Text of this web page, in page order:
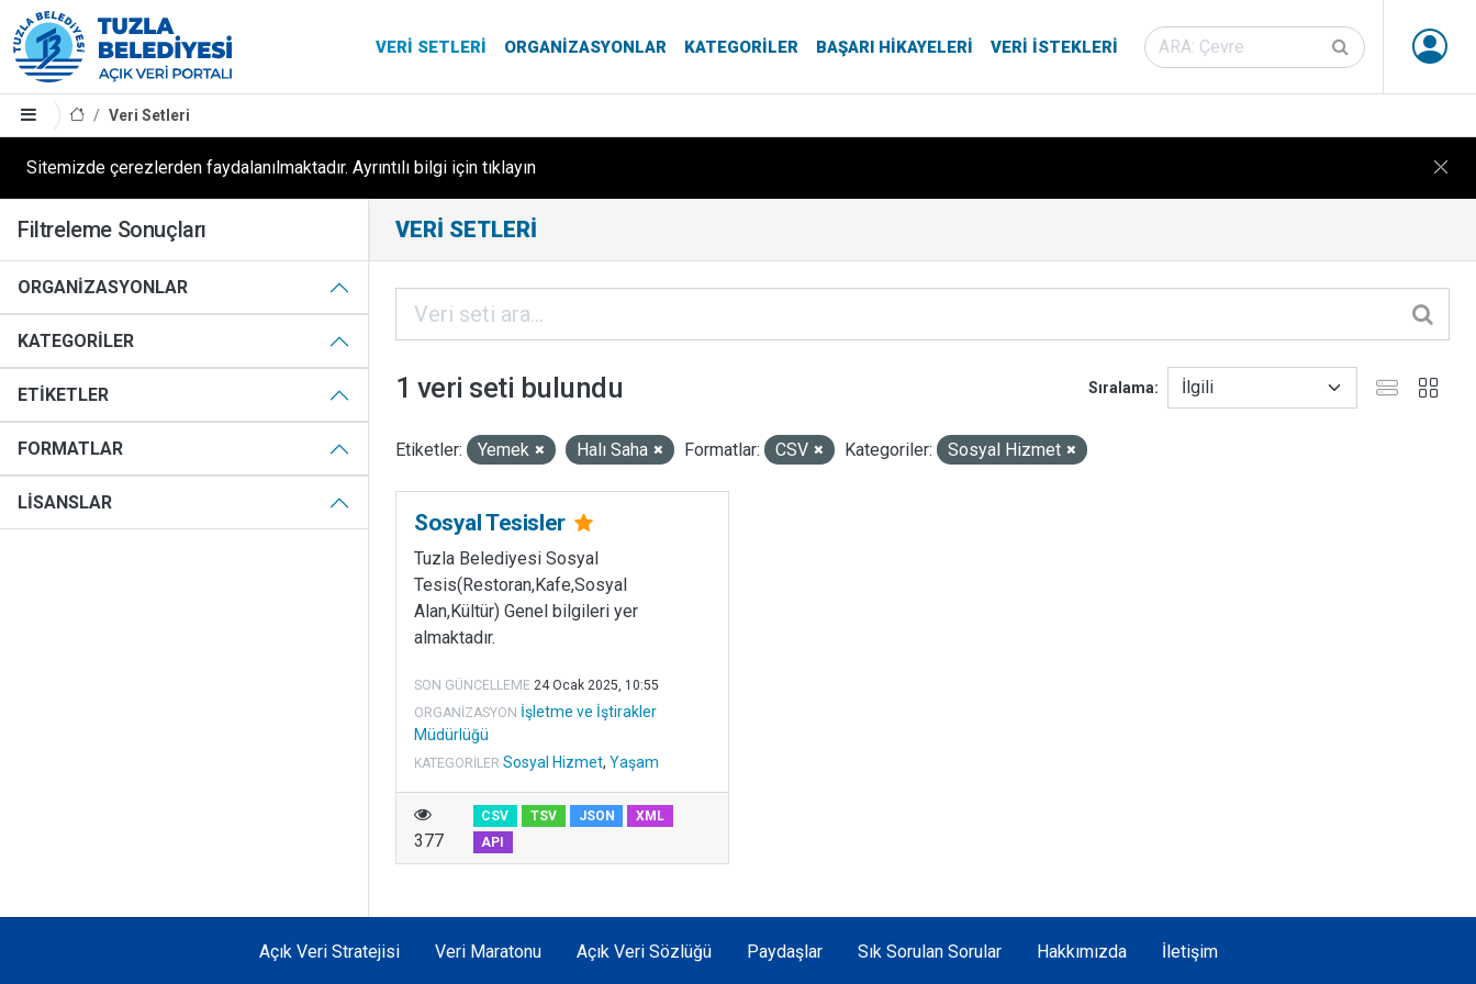
VERI SETLERI ORGANIZASYONLAR KATEGORILER BAŞARI HIKAYELERI VERI İSTEKLERI
Veri Setleri
Sitemizde çerezlerden faydalanılmaktadır. Ayrıntılı bilgi için tıklayın
Filtreleme Sonuçları
ORGANIZASYONLAR
KATEGORILER
ETIKETLER
FORMATLAR
LISANSLAR
VERI SETLERI
1 veri seti bulundu Sıralama
Etiketler: Yemek Halı Saha Formatlar: CSV Kategoriler: Sosyal Hizmet
Sosyal Tesisler
Tuzla Belediyesi Sosyal
Tesis(Restoran,Kafe,Sosyal
Alan,Kültür) Genel bilgileri yer
almaktadır.
SON GÜNCELLEME 24 Ocak 2025, 10:55
ORGANIZASYON İşletme ve İştirakler
Müdürlüğü
KATEGORILER Sosyal Hizmet, Yaşam
377
CSV TSV JSON
XML
API
Açık Veri Stratejisi Veri Maratonu Açık Veri Sözlüğü Paydaşlar Sık Sorulan Sorular Hakkımızda İletişim